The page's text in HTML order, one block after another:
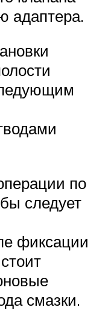
адаптера.
по
следует
фиксации
смазки.